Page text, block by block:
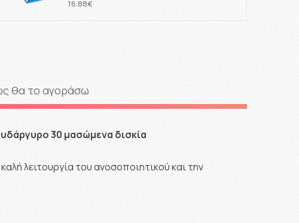
16.88€
θα το αγοράσω
30 μασώμενα δισκία
λειτουργία του ανοσοποιητικού και την